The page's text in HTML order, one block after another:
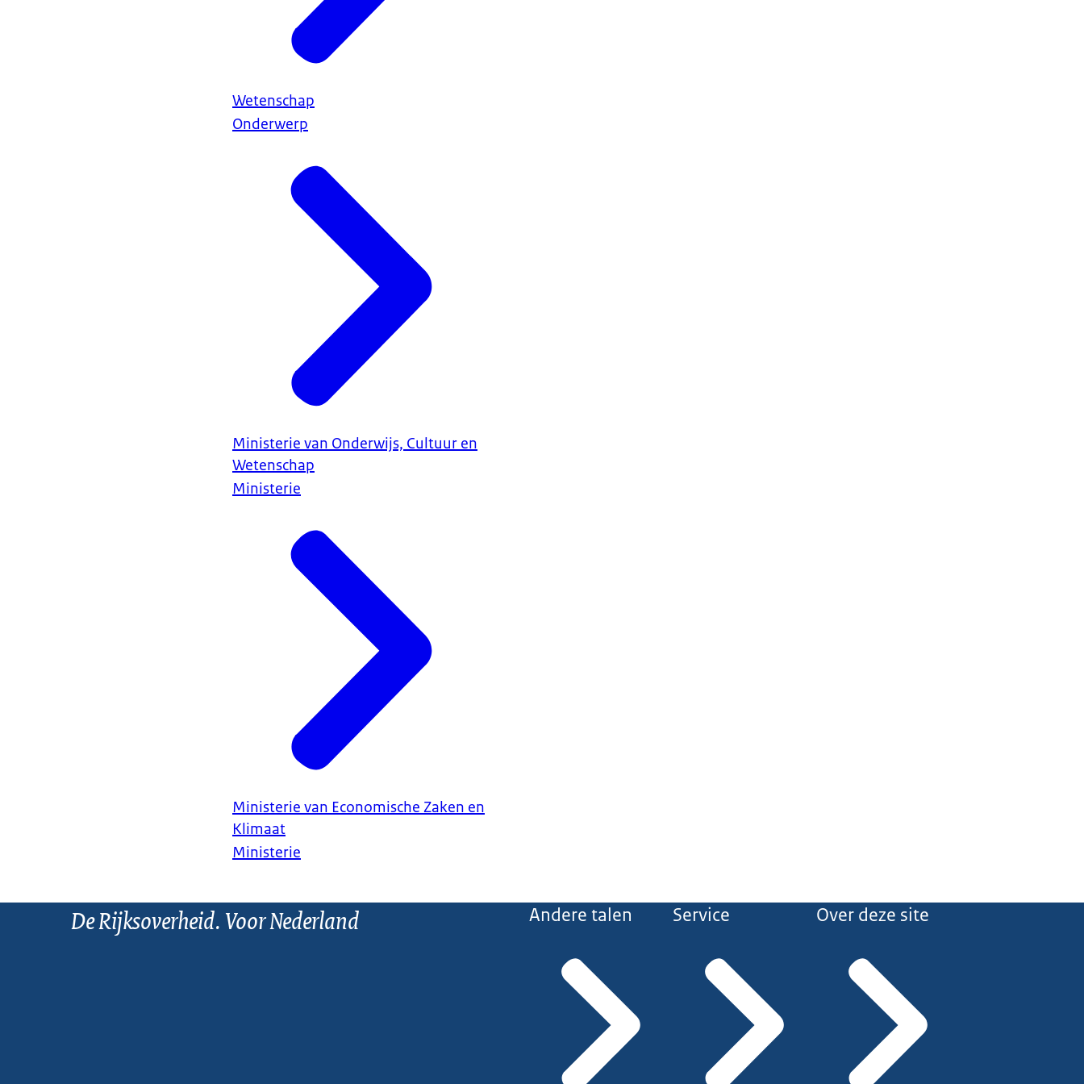
Wetenschap
Onderwerp
Ministerie van Onderwijs, Cultuur en
Wetenschap
Ministerie
Ministerie van Economische Zaken en
Klimaat
Ministerie
De Rijksoverheid. Voor Nederland Andere talen Service Over deze site